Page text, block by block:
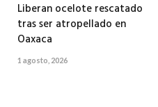
Liberan ocelote rescatado
tras ser atropellado en
Oaxaca
1 agosto, 2026